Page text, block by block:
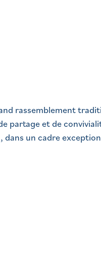
rassemblement
partage et de
dans un cadre